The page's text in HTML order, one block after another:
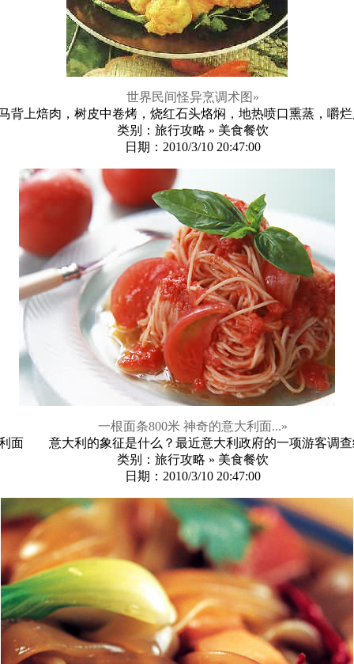
世界民间怪异烹调术图 »
焙肉，树皮中卷烤，烧红石头烙焖，地热喷口熏蒸，嚼烂
类别：旅行攻略 » 美食餐饮
日期：2010/3/10 20:47:00
一根面条800米 神奇的意大利面...»
面 意大利的象征是什么？最近意大利政府的一项游客调查
类别：旅行攻略 » 美食餐饮
日期：2010/3/10 20:47:00